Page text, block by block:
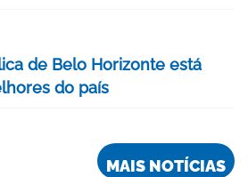
de Belo Horizonte está
do país
MAIS NOTÍCIAS